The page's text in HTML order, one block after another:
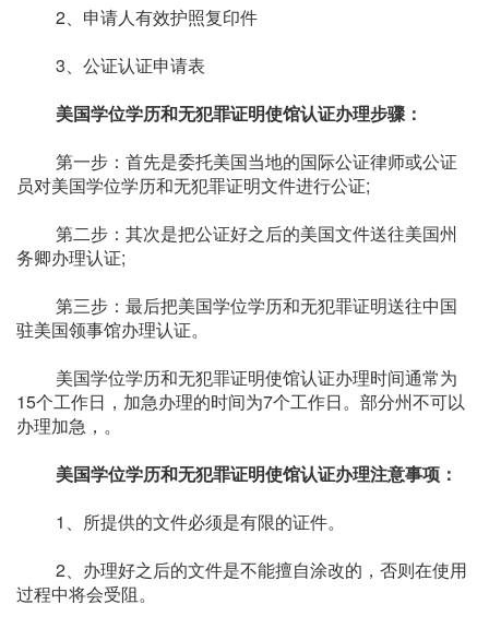
2、申请人有效护照复印件
3、公证认证申请表
美国学位学历和无犯罪证明使馆认证办理步骤：
第一步：首先是委托美国当地的国际公证律师或公证
员对美国学位学历和无犯罪证明文件进行公证;
第二步：其次是把公证好之后的美国文件送往美国州
务卿办理认证;
第三步：最后把美国学位学历和无犯罪证明送往中国
驻美国领事馆办理认证。
美国学位学历和无犯罪证明使馆认证办理时间通常为
15个工作日，加急办理的时间为7个工作日。部分州不可以
办理加急，。
美国学位学历和无犯罪证明使馆认证办理注意事项：
1、所提供的文件必须是有限的证件。
2、办理好之后的文件是不能擅自涂改的，否则在使用
过程中将会受阻。